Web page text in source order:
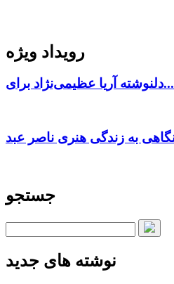
رویداد ویژه
دلنوشته آریا عظیمی‌نژاد برای...
جستجو
نوشته های جدید